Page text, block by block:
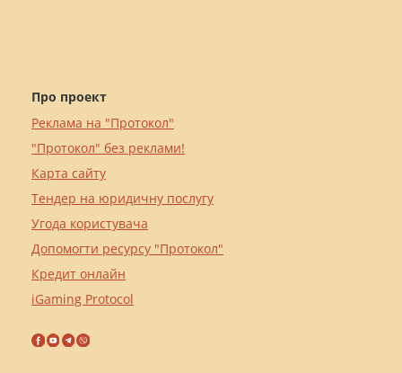
Про проект
Реклама на "Протокол"
"Протокол" без реклами!
Карта сайту
Тендер на юридичну послугу
Угода користувача
Допомогти ресурсу "Протокол"
Кредит онлайн
iGaming Protocol